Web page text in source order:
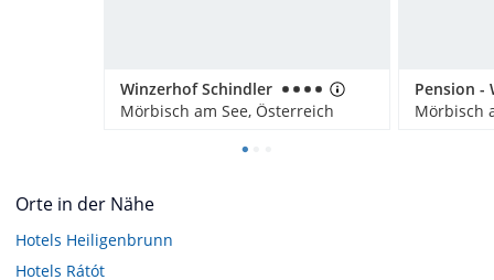
Winzerhof Schindler
Mörbisch am See, Österreich
Mörbisch
Orte in der Nähe
Hotels Heiligenbrunn
Hotels Rátót